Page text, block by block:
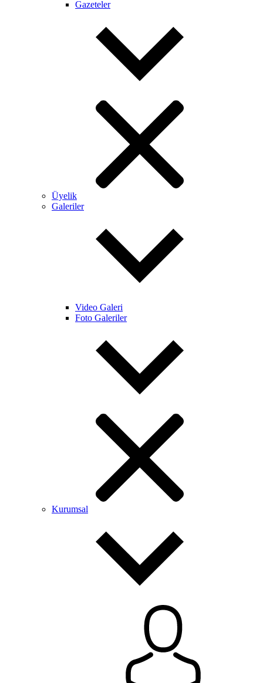
Gazeteler
Üyelik
Galeriler
Video Galeri
Foto Galeriler
Kurumsal